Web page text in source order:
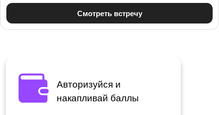
Авторизуйся и
накапливай баллы